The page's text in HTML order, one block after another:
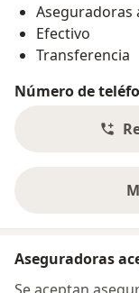
Aseguradoras
Efectivo
Transferencia
Número de
Aseguradoras